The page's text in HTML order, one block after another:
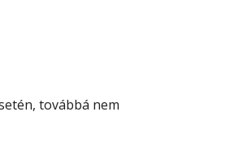
továbbá nem